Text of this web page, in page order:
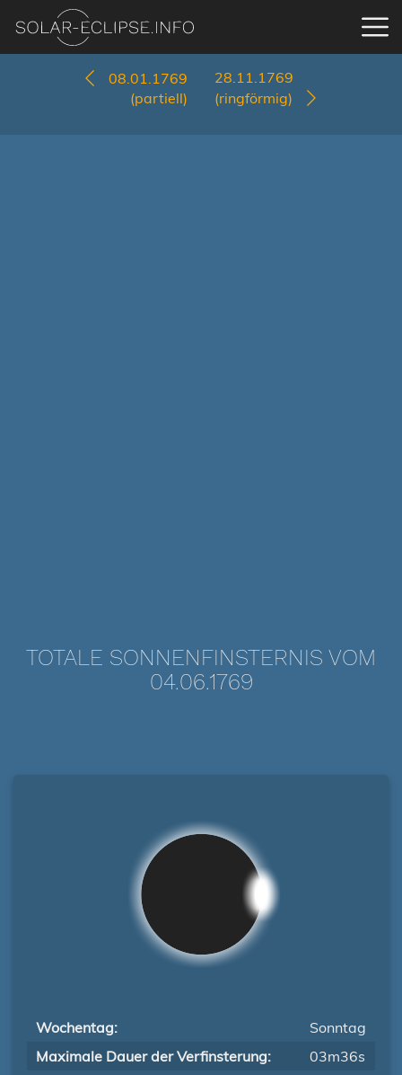
08.01.1769
(partiell)
28.11.1769
(ringförmig)
TOTALE SONNENFINSTERNIS VOM
04.06.1769
Wochentag:
Sonntag
Maximale Dauer der Verfinsterung:
03m36s